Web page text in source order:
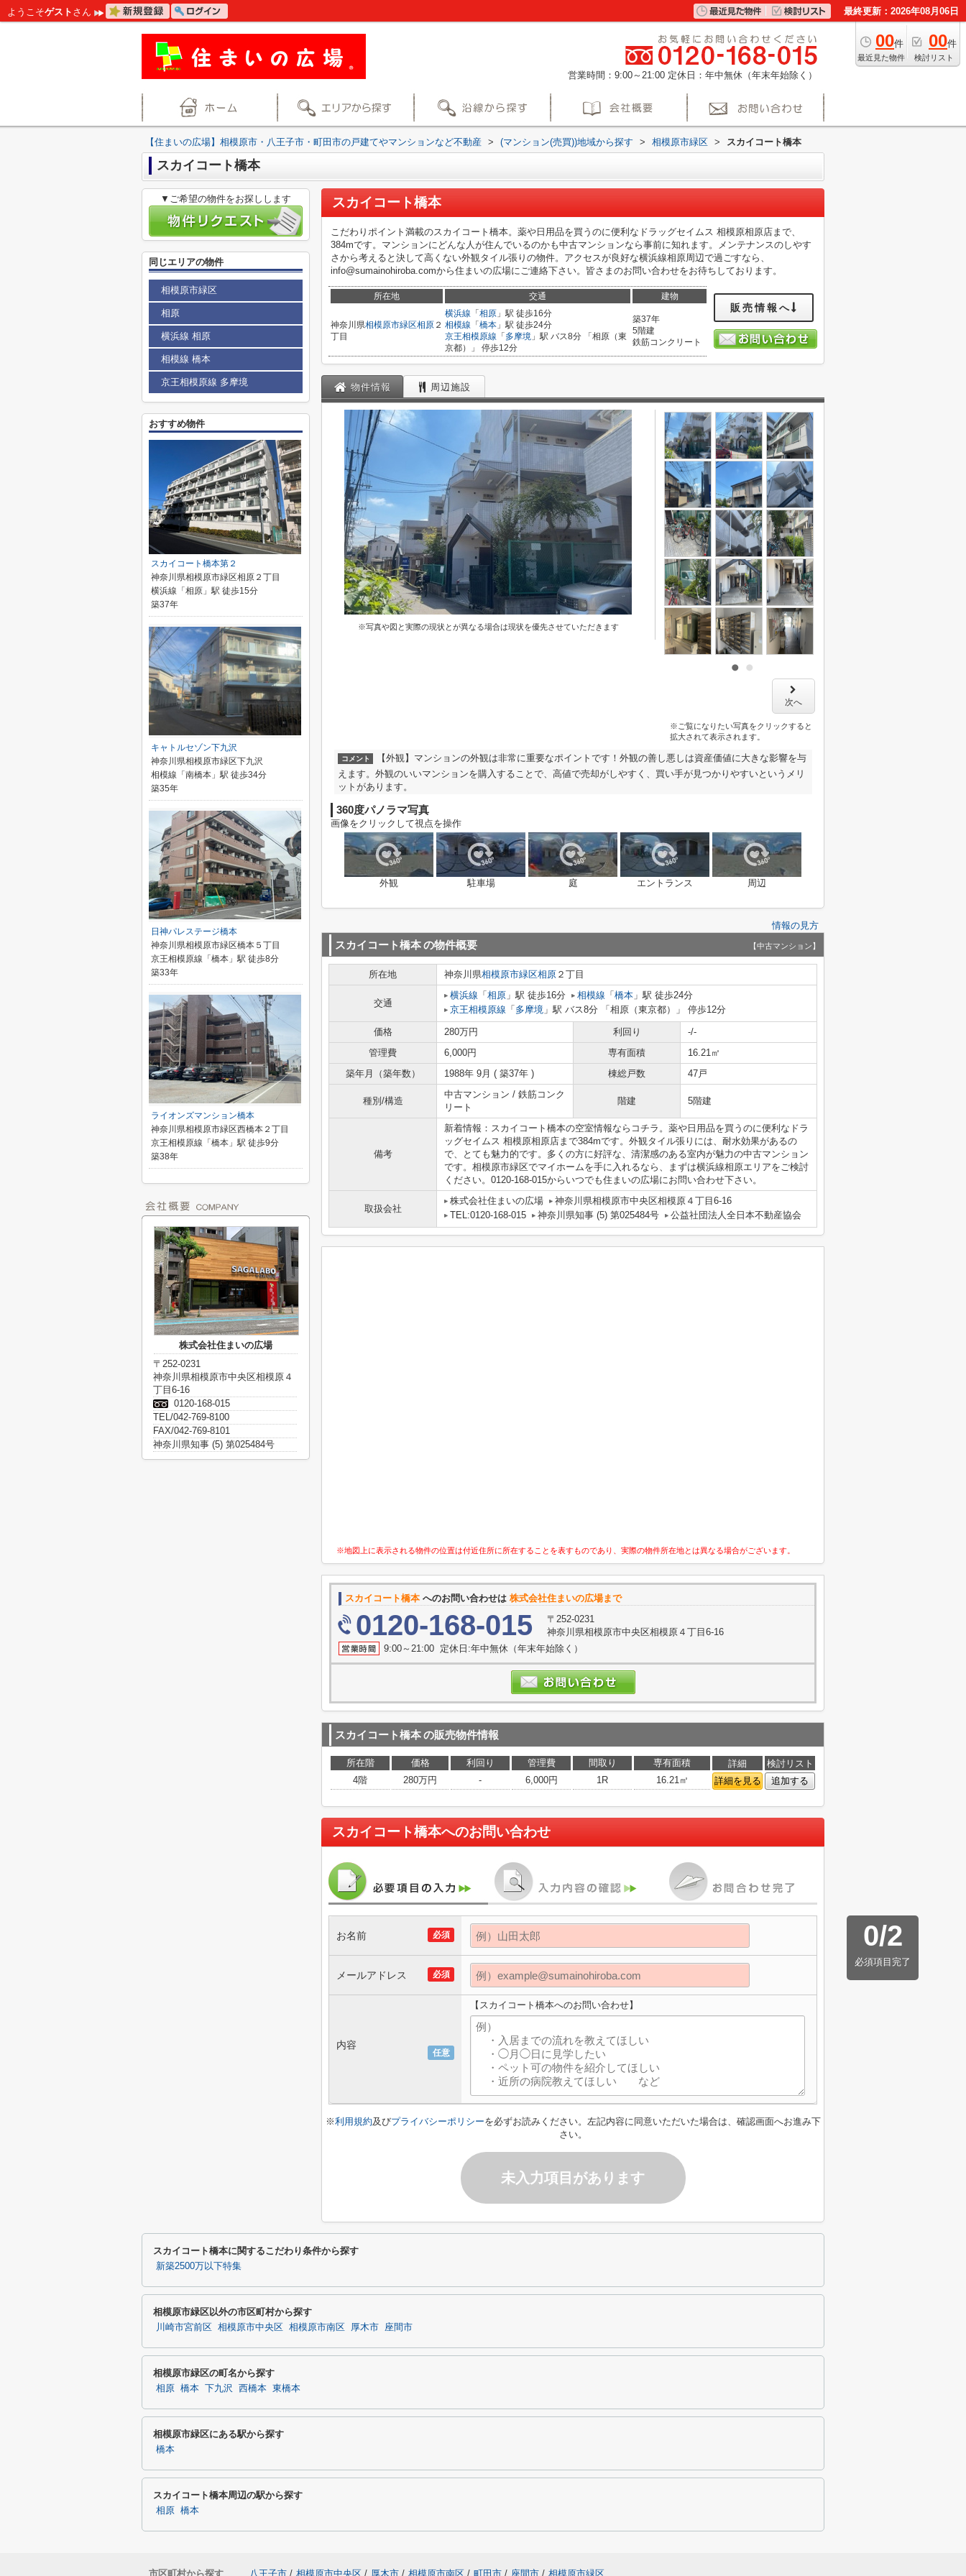
ようこそゲスト さん 最終更新：2026年08月06日
00件
最近見た物件
00件
検討リスト
営業時間：9:00～21:00 定休日：年中無休（年末年始除く）
【住まいの広場】相模原市・八王子市・町田市の戸建てやマンションなど不動産 > (マンション(売買))地域から探す > 相模原市緑区 > スカイコート橋本
スカイコート橋本
スカイコート橋本
こだわりポイント満載のスカイコート橋本。薬や日用品を買うのに便利なドラッグセイムス 相模原相原店まで、
384mです。マンションにどんな人が住んでいるのかも中古マンションなら事前に知れます。メンテナンスのしやす
さから考えると決して高くない外観タイル張りの物件。アクセスが良好な横浜線相原周辺で過ごすなら、
info@sumainohiroba.comから住まいの広場にご連絡下さい。皆さまのお問い合わせをお待ちしております。
所在地 交通 建物
神奈川県相模原市緑区相原 ２
丁目
横浜線 「 相原 」駅 徒歩16分
相模線 「 橋本 」駅 徒歩24分
京王相模原線 「 多摩境 」駅 バス8分 「相原（東
京都）」 停歩12分
築37年
5階建
鉄筋コンクリート
販売情報へ
物件情報 周辺施設
※写真や図と実際の現状とが異なる場合は現状を優先させていただきます
次へ
※ご覧になりたい写真をクリックすると
拡大されて表示されます。
コメント
【外観】マンションの外観は非常に重要なポイントです！外観の善し悪しは資産価値に大きな影響を与
えます。外観のいいマンションを購入することで、高値で売却がしやすく、買い手が見つかりやすいというメリ
ットがあります。
360度パノラマ写真
画像をクリックして視点を操作
外観 駐車場 庭 エントランス 周辺
情報の見方
スカイコート橋本の物件概要 【中古マンション】
所在地 神奈川県相模原市緑区相原 ２丁目
交通
横浜線 「 相原 」駅 徒歩16分 相模線 「 橋本 」駅 徒歩24分
京王相模原線 「 多摩境 」駅 バス8分 「相原（東京都）」 停歩12分
価格 280万円 利回り
-/-
管理費
6,000円 専有面積
16.21㎡
築年月（築年数）
1988年 9月 ( 築37年 ) 棟総戸数 47戸
種別/構造
中古マンション / 鉄筋コンク
リート
階建 5階建
備考
新着情報：スカイコート橋本の空室情報ならコチラ。薬や日用品を買うのに便利なドラ
ッグセイムス 相模原相原店まで384mです。外観タイル張りには、耐水効果があるの
で、とても魅力的です。多くの方に好評な、清潔感のある室内が魅力の中古マンション
です。相模原市緑区でマイホームを手に入れるなら、まずは横浜線相原エリアをご検討
ください。0120-168-015からいつでも住まいの広場にお問い合わせ下さい。
取扱会社
株式会社住まいの広場
神奈川県相模原市中央区相模原４丁目6-16
TEL:0120-168-015
神奈川県知事 (5) 第025484号 公益社団法人全日本不動産協会
※地図上に表示される物件の位置は付近住所に所在することを表すものであり、実際の物件所在地とは異なる場合がございます。
スカイコート橋本 へのお問い合わせは 株式会社住まいの広場まで
0120-168-015
〒252-0231
神奈川県相模原市中央区相模原４丁目6-16
9:00～21:00 定休日:年中無休（年末年始除く）
スカイコート橋本の販売物件情報
所在階 価格 利回り 管理費 間取り 専有面積 詳細
検討リスト
4階
280万円 - 6,000円 1R 16.21㎡ 詳細を見る 追加する
スカイコート橋本へのお問い合わせ
0/2
必須項目完了
必須
お名前
必須
メールアドレス
任意
内容
【スカイコート橋本へのお問い合わせ】
※利用規約及びプライバシーポリシーを必ずお読みください。左記内容に同意いただいた場合は、確認画面へお進み下
さい。
未入力項目があります
▼ご希望の物件をお探しします
同じエリアの物件
相模原市緑区
相原
横浜線 相原
相模線 橋本
京王相模原線 多摩境
おすすめ物件
スカイコート橋本第２
神奈川県相模原市緑区相原２丁目
横浜線「相原」駅 徒歩15分
築37年
キャトルセゾン下九沢
神奈川県相模原市緑区下九沢
相模線「南橋本」駅 徒歩34分
築35年
日神パレステージ橋本
神奈川県相模原市緑区橋本５丁目
京王相模原線「橋本」駅 徒歩8分
築33年
ライオンズマンション橋本
神奈川県相模原市緑区西橋本２丁目
京王相模原線「橋本」駅 徒歩9分
築38年
株式会社住まいの広場
〒252-0231
神奈川県相模原市中央区相模原４
丁目6-16
0120-168-015
TEL/042-769-8100
FAX/042-769-8101
神奈川県知事 (5) 第025484号
スカイコート橋本に関するこだわり条件から探す
新築2500万以下特集
相模原市緑区以外の市区町村から探す
川崎市宮前区 相模原市中央区 相模原市南区 厚木市 座間市
相模原市緑区の町名から探す
相原 橋本 下九沢 西橋本 東橋本
相模原市緑区にある駅から探す
橋本
スカイコート橋本周辺の駅から探す
相原 橋本
市区町村から探す 八王子市 / 相模原市中央区 / 厚木市 / 相模原市南区 / 町田市 / 座間市 / 相模原市緑区